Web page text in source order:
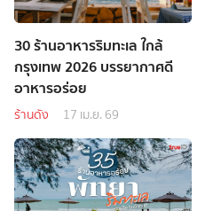
30 ร้านอาหารริมทะเล ใกล้
กรุงเทพ 2026 บรรยากาศดี
อาหารอร่อย
ร้านดัง 17 เม.ย. 69